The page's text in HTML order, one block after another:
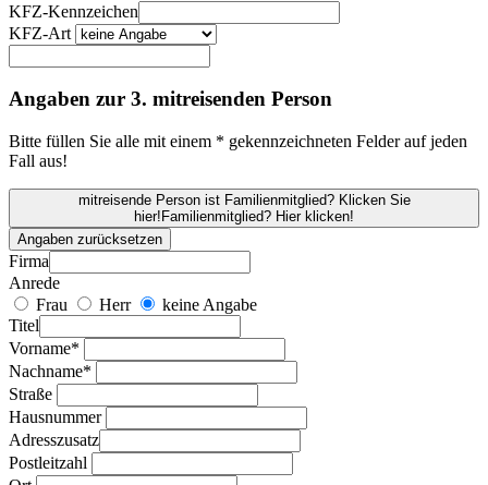
KFZ-Kennzeichen
KFZ-Art
Angaben zur 3. mitreisenden Person
Bitte füllen Sie alle mit einem * gekennzeichneten Felder auf jeden
Fall aus!
mitreisende Person ist Familienmitglied? Klicken Sie
hier! Familienmitglied? Hier klicken!
Angaben zurücksetzen
Firma
Anrede
Frau
Herr
keine Angabe
Titel
Vorname*
Nachname*
Straße
Hausnummer
Adresszusatz
Postleitzahl